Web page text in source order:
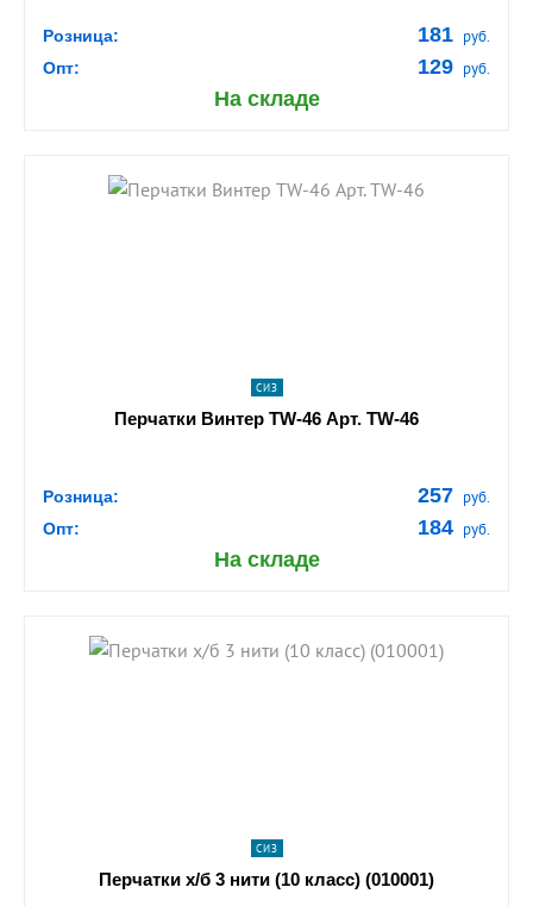
Розница: 181 руб.
Опт: 129 руб.
На складе
shopping_cart В КОРЗИНУ
СИЗ
Перчатки Винтер TW-46 Арт. TW-46
Розница: 257 руб.
Опт: 184 руб.
На складе
shopping_cart В КОРЗИНУ
СИЗ
Перчатки х/б 3 нити (10 класс) (010001)